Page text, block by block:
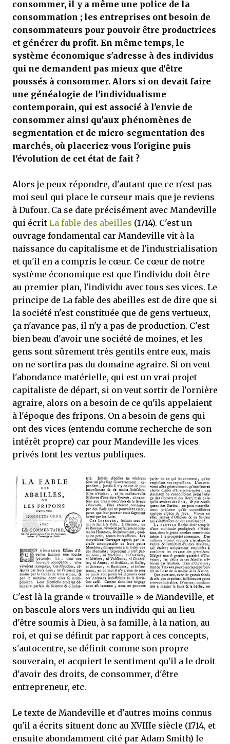
consommer, il y a même une police de la
consommation ; les entreprises ont besoin de
consommateurs pour pouvoir être productrices
et générer du profit. En même temps, le
système économique s'adresse à des individus
qui ne demandent pas mieux que d'être
poussés à consommer. Alors si on devait faire
une généalogie de l'individualisme
contemporain, qui est associé à l'envie de
consommer ainsi qu'aux phénomènes de
segmentation et de micro-segmentation des
marchés, où placeriez-vous l'origine puis
l'évolution de cet état de fait ?
Alors je peux répondre, d'autant que ce n'est pas
moi seul qui place le curseur mais que je reviens
à Dufour. Ca se date précisément avec Mandeville
qui écrit La fable des abeilles (1714). C'est un
ouvrage fondamental car Mandeville vit à la
naissance du capitalisme et de l'industrialisation
et qu'il en a compris le cœur. Ce cœur de notre
système économique est que l'individu doit être
au premier plan, l'individu avec tous ses vices. Le
principe de La fable des abeilles est de dire que si
la société n'est constituée que de gens vertueux,
ça n'avance pas, il n'y a pas de production. C'est
bien beau d'avoir une société de moines, et les
gens sont sûrement très gentils entre eux, mais
on ne sortira pas du domaine agraire. Si on veut
l'abondance matérielle, qui est un vrai projet
capitaliste de départ, si on veut sortir de l'ornière
agraire, alors on a besoin de ce qu'ils appelaient
à l'époque des fripons. On a besoin de gens qui
ont des vices (entendu comme recherche de son
intérêt propre) car pour Mandeville les vices
privés font les vertus publiques.
C'est là la grande « trouvaille » de Mandeville, et
on bascule alors vers un individu qui au lieu
d'être soumis à Dieu, à sa famille, à la nation, au
roi, et qui se définit par rapport à ces concepts,
s'autocentre, se définit comme son propre
souverain, et acquiert le sentiment qu'il a le droit
d'avoir des droits, de consommer, d'être
entrepreneur, etc.
Le texte de Mandeville et d'autres moins connus
qu'il a écrits situent donc au XVIIIe siècle (1714, et
ensuite abondamment cité par Adam Smith) le